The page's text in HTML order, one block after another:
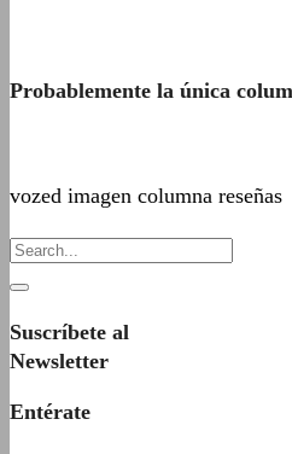
Probablemente la única
vozed imagen columna reseñas
Suscríbete al
Newsletter
Entérate